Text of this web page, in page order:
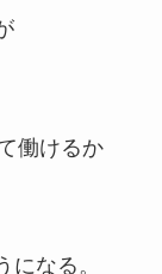
働けるか
なる。